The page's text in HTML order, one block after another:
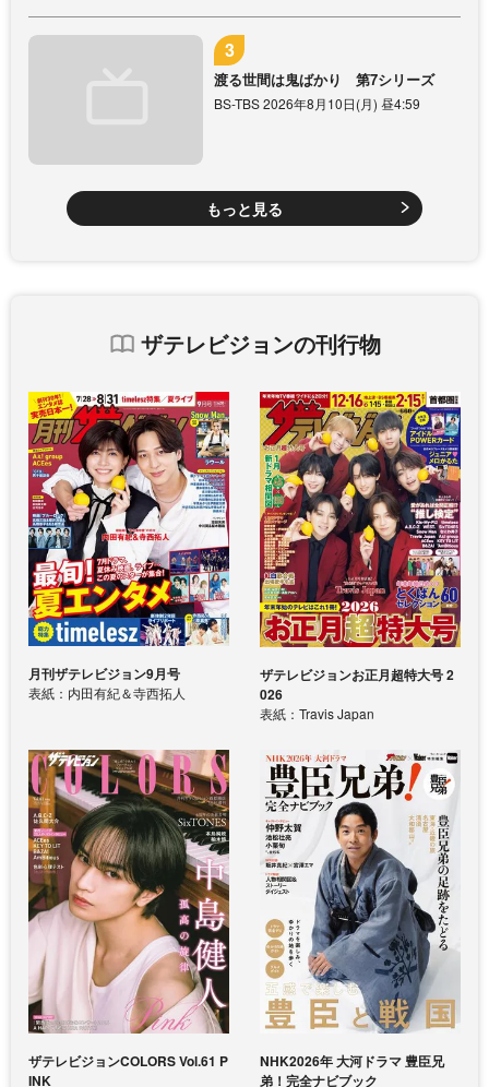
渡る世間は鬼ばかり 第7シリーズ
BS-TBS 2026年8月10日(月) 昼4:59
もっと見る
ザテレビジョンの刊行物
月刊ザテレビジョン9月号
表紙：内田有紀＆寺西拓人
ザテレビジョンお正月超特大号 2
026
表紙：Travis Japan
ザテレビジョンCOLORS Vol.61 P
INK
NHK2026年 大河ドラマ 豊臣兄
弟！完全ナビブック